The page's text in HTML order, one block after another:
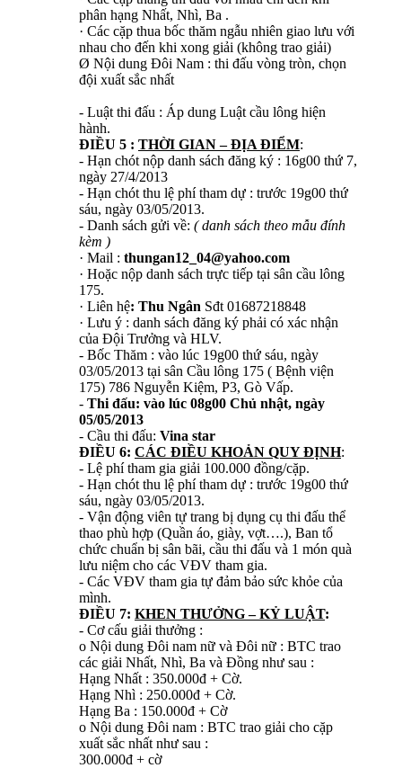
phân hạng Nhất, Nhì, Ba .
· Các cặp thua bốc thăm ngẫu nhiên giao lưu với
nhau cho đến khi xong giải (không trao giải)
Ø Nội dung Đôi Nam : thi đấu vòng tròn, chọn
đội xuất sắc nhất
- Luật thi đấu : Áp dung Luật cầu lông hiện
hành.
ĐIỀU 5 : THỜI GIAN – ĐỊA ĐIỂM:
- Hạn chót nộp danh sách đăng ký : 16g00 thứ 7,
ngày 27/4/2013
- Hạn chót thu lệ phí tham dự : trước 19g00 thứ
sáu, ngày 03/05/2013.
- Danh sách gửi về: ( danh sách theo mẫu đính
kèm )
· Mail : thungan12_04@yahoo.com
· Hoặc nộp danh sách trực tiếp tại sân cầu lông
175.
· Liên hệ: Thu Ngân Sđt 01687218848
· Lưu ý : danh sách đăng ký phải có xác nhận
của Đội Trưởng và HLV.
- Bốc Thăm : vào lúc 19g00 thứ sáu, ngày
03/05/2013 tại sân Cầu lông 175 ( Bệnh viện
175) 786 Nguyễn Kiệm, P3, Gò Vấp.
- Thi đấu: vào lúc 08g00 Chủ nhật, ngày
05/05/2013
- Cầu thi đấu: Vina star
ĐIỀU 6: CÁC ĐIỀU KHOẢN QUY ĐỊNH:
- Lệ phí tham gia giải 100.000 đồng/cặp.
- Hạn chót thu lệ phí tham dự : trước 19g00 thứ
sáu, ngày 03/05/2013.
- Vận động viên tự trang bị dụng cụ thi đấu thể
thao phù hợp (Quần áo, giày, vợt….), Ban tổ
chức chuẩn bị sân bãi, cầu thi đấu và 1 món quà
lưu niệm cho các VĐV tham gia.
- Các VĐV tham gia tự đảm bảo sức khỏe của
mình.
ĐIỀU 7: KHEN THƯỞNG – KỶ LUẬT:
- Cơ cấu giải thưởng :
o Nội dung Đôi nam nữ và Đôi nữ : BTC trao
các giải Nhất, Nhì, Ba và Đồng như sau :
Hạng Nhất : 350.000đ + Cờ.
Hạng Nhì : 250.000đ + Cờ.
Hạng Ba : 150.000đ + Cờ
o Nội dung Đôi nam : BTC trao giải cho cặp
xuất sắc nhất như sau :
300.000đ + cờ